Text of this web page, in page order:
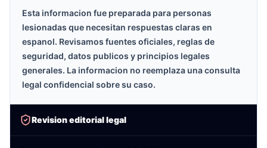
Esta informacion fue preparada para personas
lesionadas que necesitan respuestas claras en
espanol. Revisamos fuentes oficiales, reglas de
seguridad, datos publicos y principios legales
generales. La informacion no reemplaza una consulta
legal confidencial sobre su caso.
Revision editorial legal